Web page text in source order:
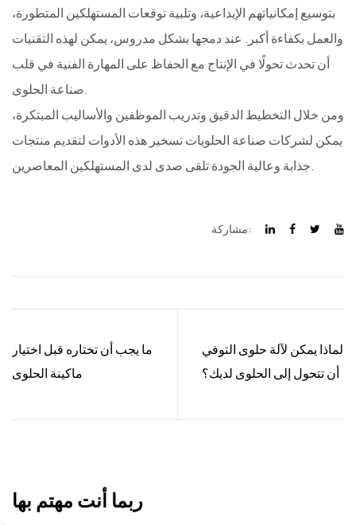
بتوسيع إمكانياتهم الإبداعية، وتلبية توقعات المستهلكين المتطورة،
والعمل بكفاءة أكبر. عند دمجها بشكل مدروس، يمكن لهذه التقنيات
أن تحدث تحولًا في الإنتاج مع الحفاظ على المهارة الفنية في قلب
صناعة الحلوى.
ومن خلال التخطيط الدقيق وتدريب الموظفين والأساليب المبتكرة،
يمكن لشركات صناعة الحلويات تسخير هذه الأدوات لتقديم منتجات
جذابة وعالية الجودة تلقى صدى لدى المستهلكين المعاصرين.
مشاركة:
ما يجب أن تختاره قبل اختيار
ماكينة الحلوى
لماذا يمكن لآلة حلوى التوفي
أن تتحول إلى الحلوى لديك؟
ربما أنت مهتم بها